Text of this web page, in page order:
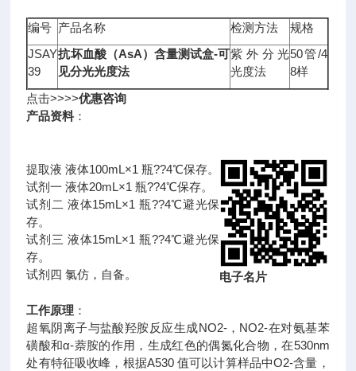
编号 产品名称 检测方法
规格
JSAY
39
抗坏血酸（AsA）含量测试盒-可
见分光光度法
紫外分光
光度法
50管/4
8样
点击>>>>优惠咨询
产品资料 ：
提取液 液体100mL×1 瓶??4℃保存。
试剂一 液体20mL×1 瓶??4℃保存。
试剂二 液体15mL×1 瓶??4℃避光保
存。
试剂三 液体15mL×1 瓶??4℃避光保
存。
试剂四 氯仿，自备。
电子名片
工作原理 ：
超氧阴离子与盐酸羟胺反应生成NO2-，NO2-在对氨基苯
磺酸和α-萘胺的作用，生成红色的偶氮化合物，在530nm
处有特征吸收峰，根据A530 值可以计算样品中O2-含量，